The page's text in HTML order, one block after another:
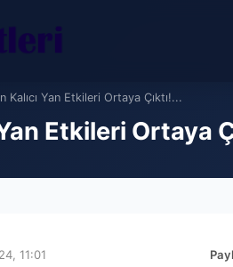
Kalıcı Yan Etkileri Ortaya Çıktı!...
Yan Etkileri
11:01